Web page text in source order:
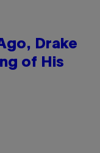
Drake
of His